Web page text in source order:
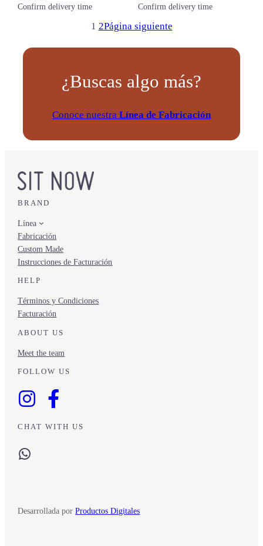
Confirm delivery time
Confirm delivery time
1 2Página siguiente
¿Buscas algo más?
Conoce nuestra Línea de Fabricación
BRAND
Línea
Fabricación
Custom Made
Instrucciones de Facturación
HELP
Términos y Condiciones
Facturación
ABOUT US
Meet the team
FOLLOW US
CHAT WITH US
WhatsApp
Desarrollada porProductos Digitales